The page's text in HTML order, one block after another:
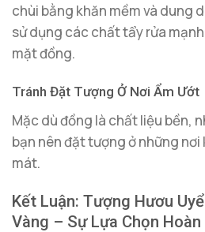
chùi bằng khăn mềm và dung
sử dụng các chất tẩy rửa
mặt đồng.
Tránh Đặt Tượng Ở Nơi Ẩm Ướt
Mặc dù đồng là chất liệu bền,
bạn nên đặt tượng ở những
mát.
Kết Luận: Tượng Hươu
Vàng – Sự Lựa Chọn Hoàn